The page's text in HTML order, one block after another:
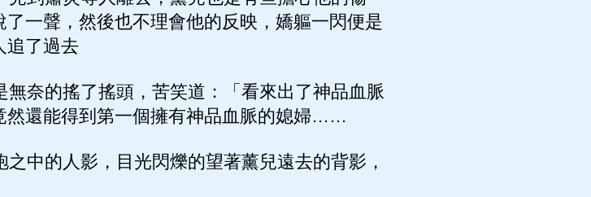
一聲，然後也不理會他的反映，嬌軀一閃便是
追了過去
奈的搖了搖頭，苦笑道：「看來出了神品血脈
然還能得到第一個擁有神品血脈的媳婦……
中的人影，目光閃爍的望著薰兒遠去的背影，